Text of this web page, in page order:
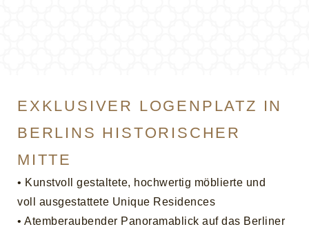
EXKLUSIVER LOGENPLATZ IN
BERLINS HISTORISCHER
MITTE
• Kunstvoll gestaltete, hochwertig möblierte und
voll ausgestattete Unique Residences
• Atemberaubender Panoramablick auf das Berliner